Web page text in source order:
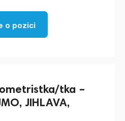
o pozici
tka –
JIHLAVA,